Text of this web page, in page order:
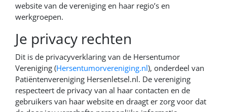
website van de vereniging en haar regio’s en
werkgroepen.
Je privacy rechten
Dit is de privacyverklaring van de Hersentumor
Vereniging (Hersentumorvereniging.nl), onderdeel van
Patiëntenvereniging Hersenletsel.nl. De vereniging
respecteert de privacy van al haar contacten en de
gebruikers van haar website en draagt er zorg voor dat